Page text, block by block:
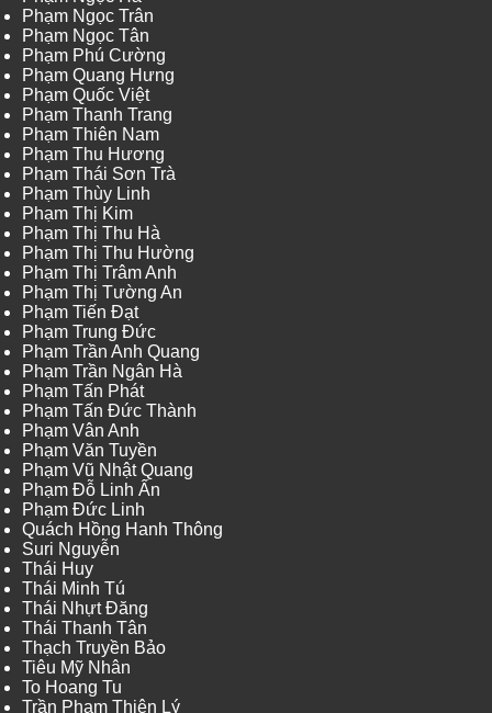
Phạm Ngọc Trân
Phạm Ngọc Tân
Phạm Phú Cường
Phạm Quang Hưng
Phạm Quốc Việt
Phạm Thanh Trang
Phạm Thiên Nam
Phạm Thu Hương
Phạm Thái Sơn Trà
Phạm Thùy Linh
Phạm Thị Kim
Phạm Thị Thu Hà
Phạm Thị Thu Hường
Phạm Thị Trâm Anh
Phạm Thị Tường An
Phạm Tiến Đạt
Phạm Trung Đức
Phạm Trần Anh Quang
Phạm Trần Ngân Hà
Phạm Tấn Phát
Phạm Tấn Đức Thành
Phạm Vân Anh
Phạm Văn Tuyền
Phạm Vũ Nhật Quang
Phạm Đỗ Linh Ấn
Phạm Đức Linh
Quách Hồng Hanh Thông
Suri Nguyễn
Thái Huy
Thái Minh Tú
Thái Nhựt Đăng
Thái Thanh Tân
Thạch Truyền Bảo
Tiêu Mỹ Nhân
To Hoang Tu
Trần Phạm Thiên Lý